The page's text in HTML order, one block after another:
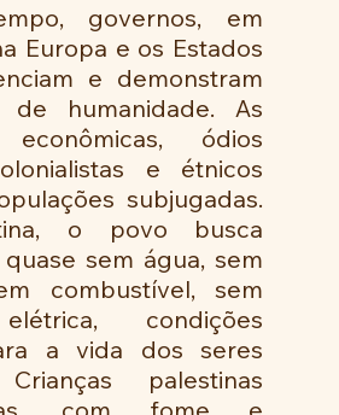
governos, em
Europa e os Estados
e demonstram
humanidade. As
econômicas, ódios
e étnicos
subjugadas.
o povo busca
sem água, sem
combustível, sem
condições
a vida dos seres
palestinas